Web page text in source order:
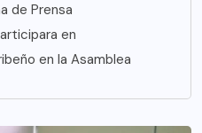
de Prensa
en
en la Asamblea